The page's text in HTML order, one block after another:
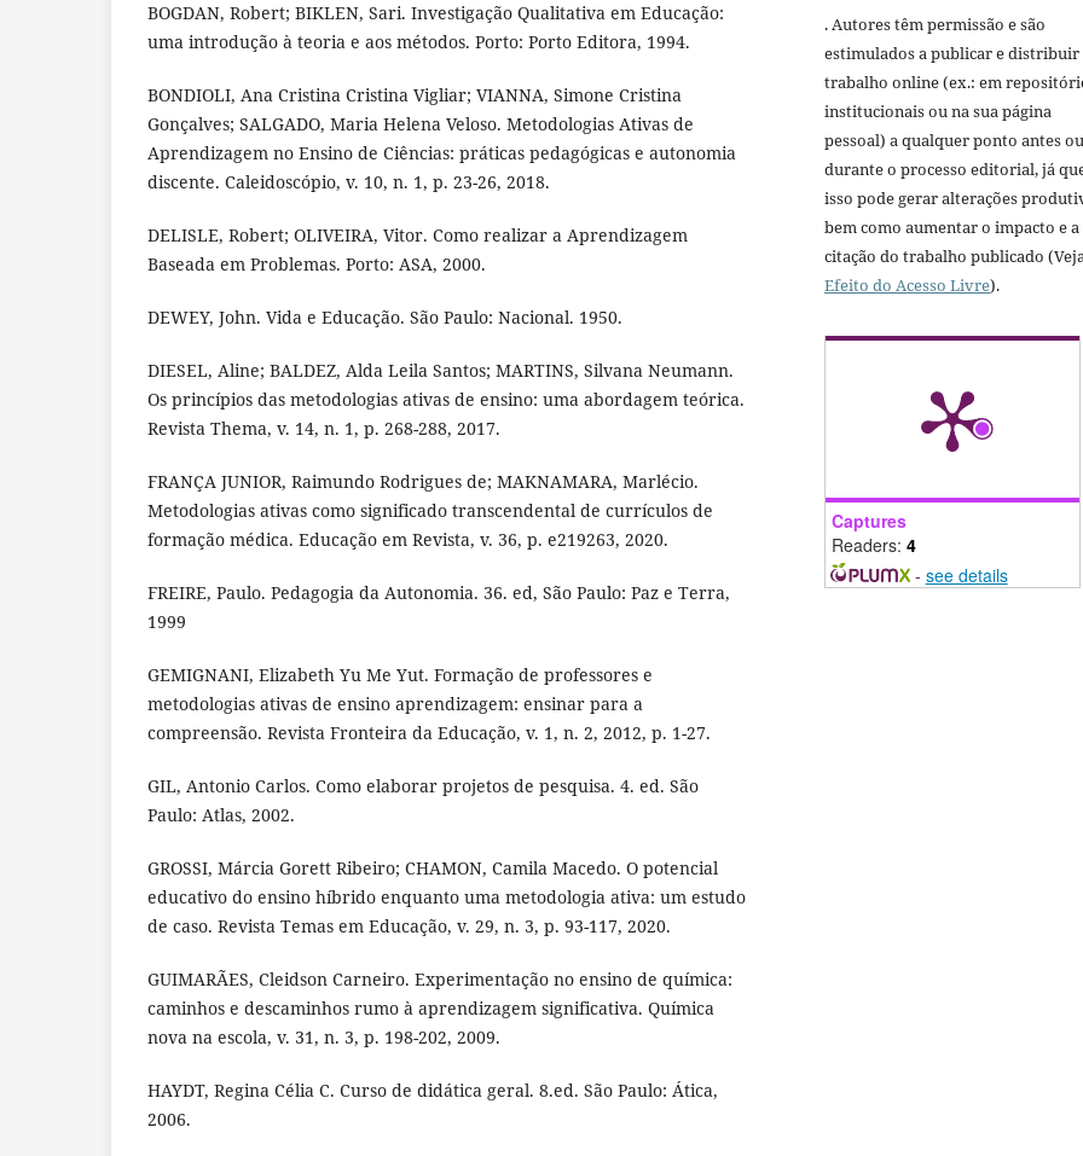
BOGDAN, Robert; BIKLEN, Sari. Investigação Qualitativa em Educação:
uma introdução à teoria e aos métodos. Porto: Porto Editora, 1994.
BONDIOLI, Ana Cristina Cristina Vigliar; VIANNA, Simone Cristina
Gonçalves; SALGADO, Maria Helena Veloso. Metodologias Ativas de
Aprendizagem no Ensino de Ciências: práticas pedagógicas e autonomia
discente. Caleidoscópio, v. 10, n. 1, p. 23-26, 2018.
DELISLE, Robert; OLIVEIRA, Vitor. Como realizar a Aprendizagem
Baseada em Problemas. Porto: ASA, 2000.
DEWEY, John. Vida e Educação. São Paulo: Nacional. 1950.
DIESEL, Aline; BALDEZ, Alda Leila Santos; MARTINS, Silvana Neumann.
Os princípios das metodologias ativas de ensino: uma abordagem teórica.
Revista Thema, v. 14, n. 1, p. 268-288, 2017.
FRANÇA JUNIOR, Raimundo Rodrigues de; MAKNAMARA, Marlécio.
Metodologias ativas como significado transcendental de currículos de
formação médica. Educação em Revista, v. 36, p. e219263, 2020.
FREIRE, Paulo. Pedagogia da Autonomia. 36. ed, São Paulo: Paz e Terra,
1999
GEMIGNANI, Elizabeth Yu Me Yut. Formação de professores e
metodologias ativas de ensino aprendizagem: ensinar para a
compreensão. Revista Fronteira da Educação, v. 1, n. 2, 2012, p. 1-27.
GIL, Antonio Carlos. Como elaborar projetos de pesquisa. 4. ed. São
Paulo: Atlas, 2002.
GROSSI, Márcia Gorett Ribeiro; CHAMON, Camila Macedo. O potencial
educativo do ensino híbrido enquanto uma metodologia ativa: um estudo
de caso. Revista Temas em Educação, v. 29, n. 3, p. 93-117, 2020.
GUIMARÃES, Cleidson Carneiro. Experimentação no ensino de química:
caminhos e descaminhos rumo à aprendizagem significativa. Química
nova na escola, v. 31, n. 3, p. 198-202, 2009.
HAYDT, Regina Célia C. Curso de didática geral. 8.ed. São Paulo: Ática,
2006.
. Autores têm permissão e são
estimulados a publicar e distribuir
trabalho online (ex.: em
institucionais ou na sua página
pessoal) a qualquer ponto antes ou
durante o processo editorial, já
isso pode gerar alterações
bem como aumentar o impacto e a
citação do trabalho publicado
Efeito do Acesso Livre).
Captures
Readers: 4
- see details